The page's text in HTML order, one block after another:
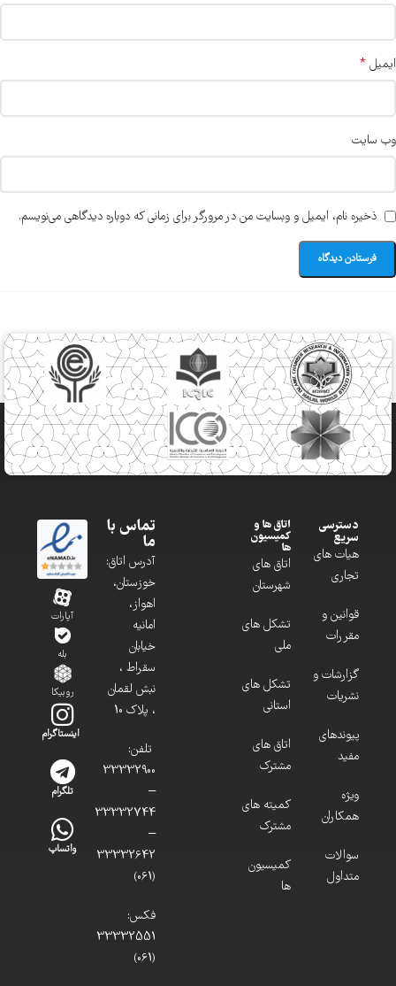
ایمیل *
وب‌ سایت
ذخیره نام، ایمیل و وبسایت من در مرورگر برای زمانی که دوباره دیدگاهی می‌نویسم.
دسترسی
سریع
هیات های
تجاری
قوانین و
مقررات
گزارشات و
نشریات
پیوندهای
مفید
ویژه
همکاران
سوالات
متداول
اتاق ها و
کمیسیون
ها
اتاق های
شهرستان
تشکل های
ملی
تشکل های
استانی
اتاق های
مشترک
کمیته های
مشترک
کمیسیون
ها
تماس با
ما
آدرس اتاق:
خوزستان،
اهواز،
امانیه
خیابان
سقراط ،
نبش لقمان
، پلاک 10
تلفن:
33332900
–
33332744
–
33332642
(061)
فکس:
33332551
(061)
آپارات
بله
روبیکا
اینستاگرام
تلگرام
واتساپ